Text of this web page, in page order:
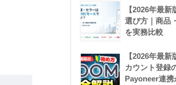
【2026年最
選び方｜商品
を実務比較
【2026年最
カウント登録
Payoneer連